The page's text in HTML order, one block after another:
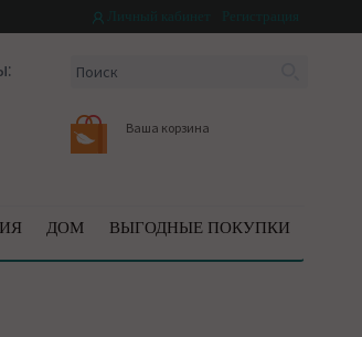
Ваша корзина
ДОМ ВЫГОДНЫЕ ПОКУПКИ